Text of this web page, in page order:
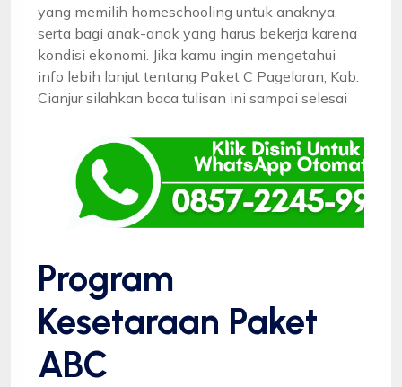
yang memilih homeschooling untuk anaknya,
serta bagi anak-anak yang harus bekerja karena
kondisi ekonomi. Jika kamu ingin mengetahui
info lebih lanjut tentang Paket C Pagelaran, Kab.
Cianjur silahkan baca tulisan ini sampai selesai
Program
Kesetaraan Paket
ABC